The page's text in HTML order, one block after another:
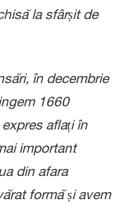
la sfârșit de
în decembrie
1660
aflați în
important
din afara
formă și avem